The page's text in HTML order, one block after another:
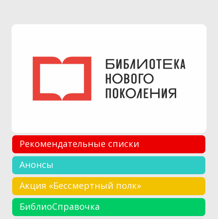
Рекомендательные списки
Анонсы
Акция «Бессмертный полк»
БиблиоСправочка